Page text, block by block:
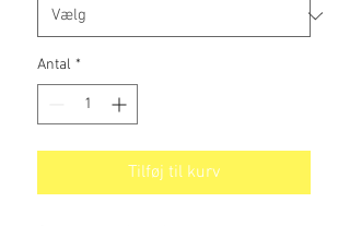
Antal *
Tilføj til kurv